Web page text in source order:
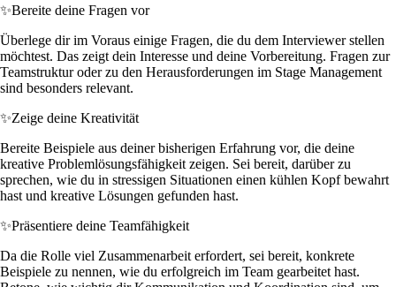
✨Bereite deine Fragen vor
Überlege dir im Voraus einige Fragen, die du dem Interviewer stellen
möchtest. Das zeigt dein Interesse und deine Vorbereitung. Fragen zur
Teamstruktur oder zu den Herausforderungen im Stage Management
sind besonders relevant.
✨Zeige deine Kreativität
Bereite Beispiele aus deiner bisherigen Erfahrung vor, die deine
kreative Problemlösungsfähigkeit zeigen. Sei bereit, darüber zu
sprechen, wie du in stressigen Situationen einen kühlen Kopf bewahrt
hast und kreative Lösungen gefunden hast.
✨Präsentiere deine Teamfähigkeit
Da die Rolle viel Zusammenarbeit erfordert, sei bereit, konkrete
Beispiele zu nennen, wie du erfolgreich im Team gearbeitet hast.